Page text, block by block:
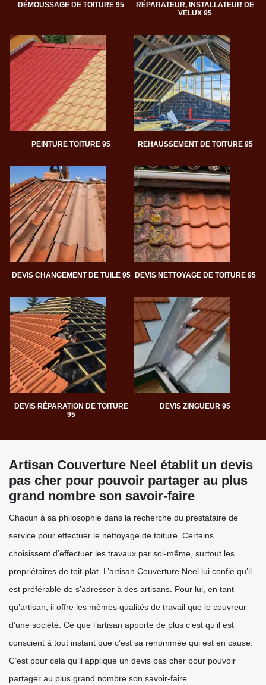
DÉMOUSSAGE DE TOITURE 95
RÉPARATEUR, INSTALLATEUR DE
VELUX 95
PEINTURE TOITURE 95 REHAUSSEMENT DE TOITURE 95
DEVIS CHANGEMENT DE TUILE 95 DEVIS NETTOYAGE DE TOITURE 95
DEVIS RÉPARATION DE TOITURE
95
DEVIS ZINGUEUR 95
Artisan Couverture Neel établit un devis
pas cher pour pouvoir partager au plus
grand nombre son savoir-faire
Chacun à sa philosophie dans la recherche du prestataire de
service pour effectuer le nettoyage de toiture. Certains
choisissent d’effectuer les travaux par soi-même, surtout les
propriétaires de toit-plat. L’artisan Couverture Neel lui confie qu’il
est préférable de s’adresser à des artisans. Pour lui, en tant
qu’artisan, il offre les mêmes qualités de travail que le couvreur
d’une société. Ce que l’artisan apporte de plus c’est qu’il est
conscient à tout instant que c’est sa renommée qui est en cause.
C’est pour cela qu’il applique un devis pas cher pour pouvoir
partager au plus grand nombre son savoir-faire.